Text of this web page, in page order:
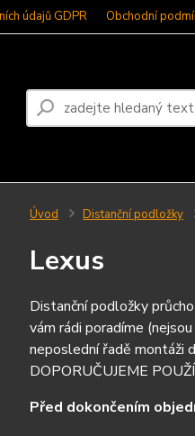
údajů GDPR Obchodní
Úvod Distanční podložky
Lexus
Distanční podložky
vám rádi poradíme
neposlední řadě montáži
DOPORUČUJEME
Před dokončením